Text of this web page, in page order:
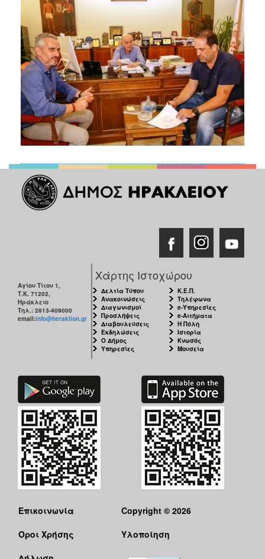
Αγίου Τίτου 1,
Τ.Κ. 71202,
Ηράκλειο
Τηλ.: 2813-409000
email:info@heraklion.gr
Χάρτης Ιστοχώρου
Δελτία Τύπου
Ανακοινώσεις
Διαγωνισμοί
Προσλήψεις
Διαβουλεύσεις
Εκδηλώσεις
Ο Δήμος
Υπηρεσίες
Κ.Ε.Π.
Τηλέφωνα
e-Υπηρεσίες
e-Αιτήματα
Η Πόλη
Ιστορία
Κνωσός
Μουσεία
Επικοινωνία
Όροι Χρήσης
Copyright © 2026
Υλοποίηση